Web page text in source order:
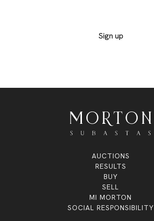
Sign up
AUCTIONS
RESULTS
BUY
SELL
MI MORTON
SOCIAL RESPONSIBILITY